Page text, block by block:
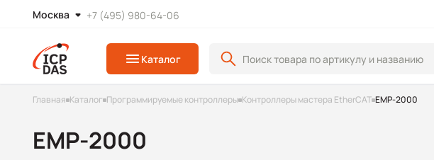
Москва +7 (495) 980-64-06
Каталог
Главная Каталог Программируемые контроллеры Контроллеры мастера EtherCAT EMP-2000
EMP-2000